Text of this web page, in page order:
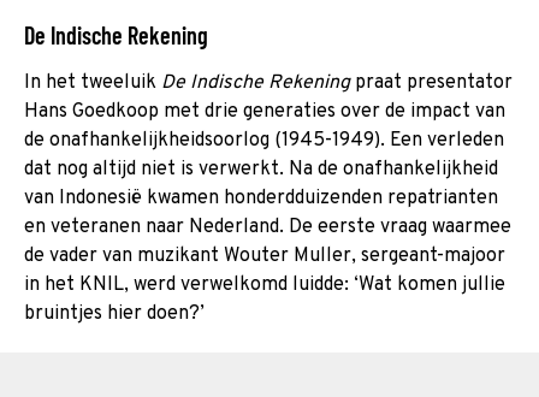
De Indische Rekening
In het tweeluik De Indische Rekeningpraat presentator
Hans Goedkoop met drie generaties over de impact van
de onafhankelijkheidsoorlog (1945-1949). Een verleden
dat nog altijd niet is verwerkt. Na de onafhankelijkheid
van Indonesië kwamen honderdduizenden repatrianten
en veteranen naar Nederland. De eerste vraag waarmee
de vader van muzikant Wouter Muller, sergeant-majoor
in het KNIL, werd verwelkomd luidde: ‘Wat komen jullie
bruintjes hier doen?’